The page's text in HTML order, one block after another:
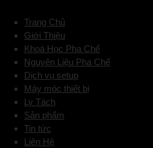
Trang Chủ
Giới Thiệu
Khoá Học Pha Chế
Nguyên Liệu Pha Chế
Dịch vụ setup
Máy móc thiết bị
Ly Tách
Sản phẩm
Tin tức
Liên Hệ